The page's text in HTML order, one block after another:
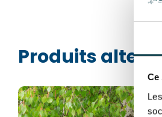
Ce
Produits